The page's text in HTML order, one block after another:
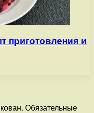
приготовления и
Обязательные